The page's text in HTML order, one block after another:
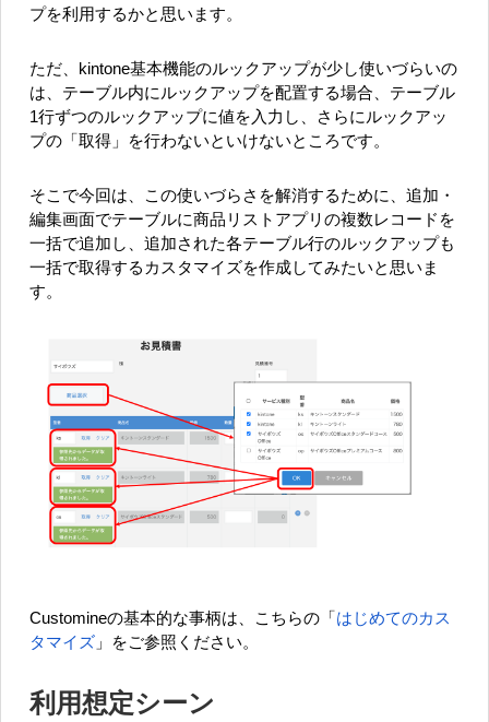
プを利用するかと思います。
ただ、kintone基本機能のルックアップが少し使いづらいの
は、テーブル内にルックアップを配置する場合、テーブル
1行ずつのルックアップに値を入力し、さらにルックアッ
プの「取得」を行わないといけないところです。
そこで今回は、この使いづらさを解消するために、追加・
編集画面でテーブルに商品リストアプリの複数レコードを
一括で追加し、追加された各テーブル行のルックアップも
一括で取得するカスタマイズを作成してみたいと思いま
す。
Customineの基本的な事柄は、こちらの「 はじめてのカス
タマイズ 」をご参照ください。
利用想定シーン